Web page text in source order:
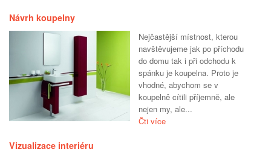
Návrh koupelny
Nejčastější místnost, kterou
navštěvujeme jak po příchodu
do domu tak i při odchodu k
spánku je koupelna. Proto je
vhodné, abychom se v
koupelně cítili příjemně, ale
nejen my, ale...
Čti více
Vizualizace interiéru